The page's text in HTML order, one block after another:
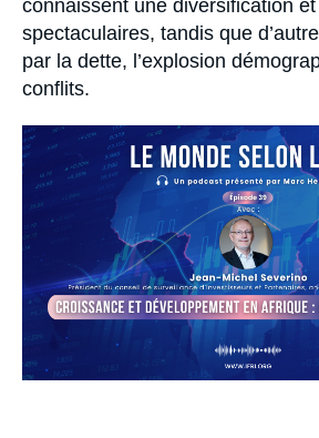
connaissent une diversification
spectaculaires, tandis que
par la dette, l’explosion
conflits.
Image
principale
médiatique